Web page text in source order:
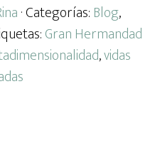
· Categorías: Blog,
Gran Hermandad
,vidas